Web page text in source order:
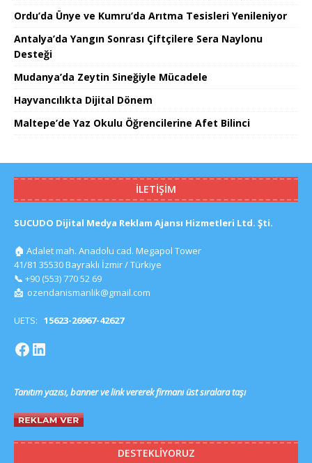
Ordu’da Ünye ve Kumru’da Arıtma Tesisleri Yenileniyor
Antalya’da Yangın Sonrası Çiftçilere Sera Naylonu
Desteği
Mudanya’da Zeytin Sineğiyle Mücadele
Hayvancılıkta Dijital Dönem
Maltepe’de Yaz Okulu Öğrencilerine Afet Bilinci
İLETIŞIM
SUCUDO Dijital Medya Reklam Ajansı Hizmetleri Ltd. Şti.
🏠 Adalet mah. Anadolu cad. Megapol Tower
41/81 35530 Bayraklı İzmir / Türkiye
📞 +90 (553) 770 52 69
📩 ozendanismanlik@gmail.com
UETS: 15623-26967-42627
Tanıtım yazısı, banner ve link vererek firmanı üst sıralara taşı
DESTEKLIYORUZ